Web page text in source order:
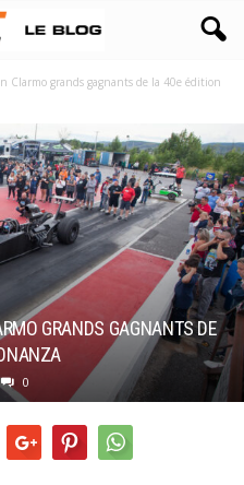
Clarmo grands gagnants de la 40e édition
GRANDS GAGNANTS DE
0